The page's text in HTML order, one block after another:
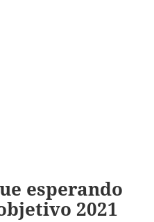
esperando
2021